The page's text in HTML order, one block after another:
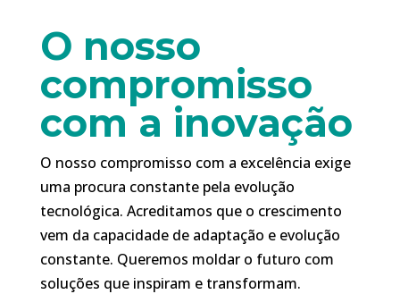
O nosso
compromisso
com a inovação
O nosso compromisso com a excelência exige
uma procura constante pela evolução
tecnológica. Acreditamos que o crescimento
vem da capacidade de adaptação e evolução
constante. Queremos moldar o futuro com
soluções que inspiram e transformam.